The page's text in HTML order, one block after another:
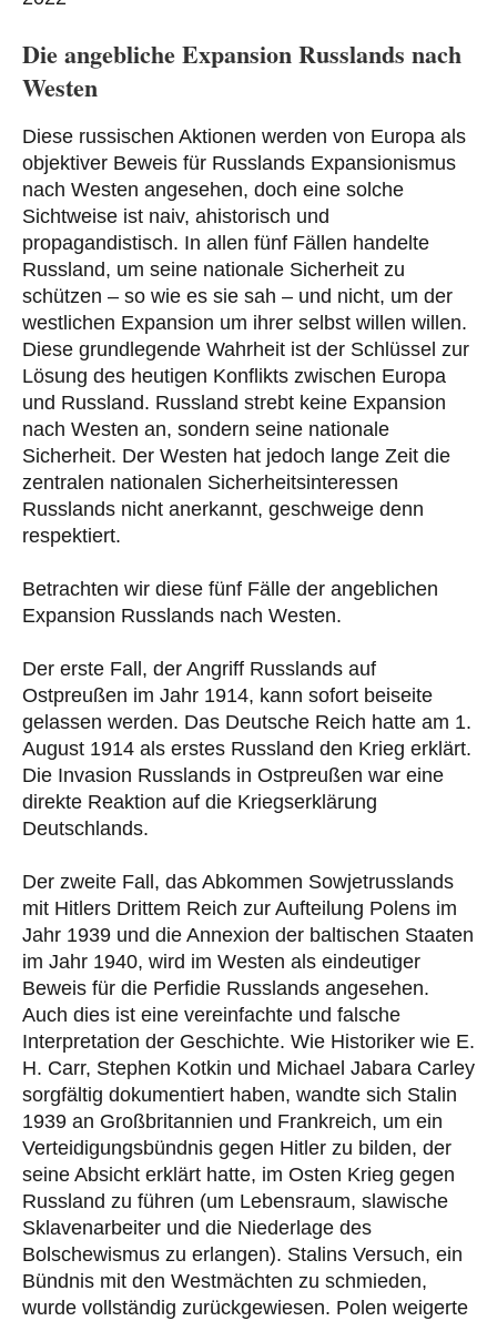
Die angebliche Expansion Russlands nach
Westen
Diese russischen Aktionen werden von Europa als
objektiver Beweis für Russlands Expansionismus
nach Westen angesehen, doch eine solche
Sichtweise ist naiv, ahistorisch und
propagandistisch. In allen fünf Fällen handelte
Russland, um seine nationale Sicherheit zu
schützen – so wie es sie sah – und nicht, um der
westlichen Expansion um ihrer selbst willen willen.
Diese grundlegende Wahrheit ist der Schlüssel zur
Lösung des heutigen Konflikts zwischen Europa
und Russland. Russland strebt keine Expansion
nach Westen an, sondern seine nationale
Sicherheit. Der Westen hat jedoch lange Zeit die
zentralen nationalen Sicherheitsinteressen
Russlands nicht anerkannt, geschweige denn
respektiert.
Betrachten wir diese fünf Fälle der angeblichen
Expansion Russlands nach Westen.
Der erste Fall, der Angriff Russlands auf
Ostpreußen im Jahr 1914, kann sofort beiseite
gelassen werden. Das Deutsche Reich hatte am 1.
August 1914 als erstes Russland den Krieg erklärt.
Die Invasion Russlands in Ostpreußen war eine
direkte Reaktion auf die Kriegserklärung
Deutschlands.
Der zweite Fall, das Abkommen Sowjetrusslands
mit Hitlers Drittem Reich zur Aufteilung Polens im
Jahr 1939 und die Annexion der baltischen Staaten
im Jahr 1940, wird im Westen als eindeutiger
Beweis für die Perfidie Russlands angesehen.
Auch dies ist eine vereinfachte und falsche
Interpretation der Geschichte. Wie Historiker wie E.
H. Carr, Stephen Kotkin und Michael Jabara Carley
sorgfältig dokumentiert haben, wandte sich Stalin
1939 an Großbritannien und Frankreich, um ein
Verteidigungsbündnis gegen Hitler zu bilden, der
seine Absicht erklärt hatte, im Osten Krieg gegen
Russland zu führen (um Lebensraum, slawische
Sklavenarbeiter und die Niederlage des
Bolschewismus zu erlangen). Stalins Versuch, ein
Bündnis mit den Westmächten zu schmieden,
wurde vollständig zurückgewiesen. Polen weigerte